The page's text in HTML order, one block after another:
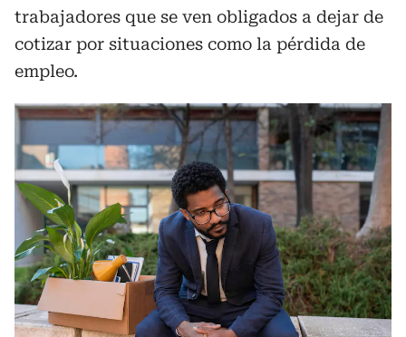
trabajadores que se ven obligados a dejar de
cotizar por situaciones como la pérdida de
empleo.